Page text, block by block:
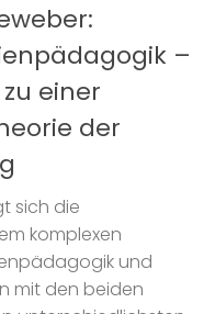
–
einer
der
sich die
komplexen
und
mit den beiden